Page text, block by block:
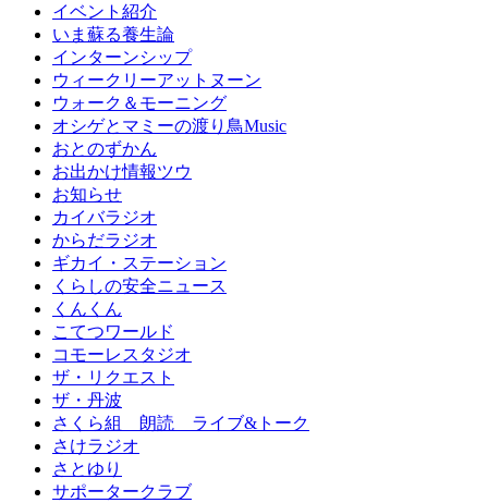
イベント紹介
いま蘇る養生論
インターンシップ
ウィークリーアットヌーン
ウォーク＆モーニング
オシゲとマミーの渡り鳥Music
おとのずかん
お出かけ情報ツウ
お知らせ
カイバラジオ
からだラジオ
ギカイ・ステーション
くらしの安全ニュース
くんくん
こてつワールド
コモーレスタジオ
ザ・リクエスト
ザ・丹波
さくら組 朗読 ライブ&トーク
さけラジオ
さとゆり
サポータークラブ